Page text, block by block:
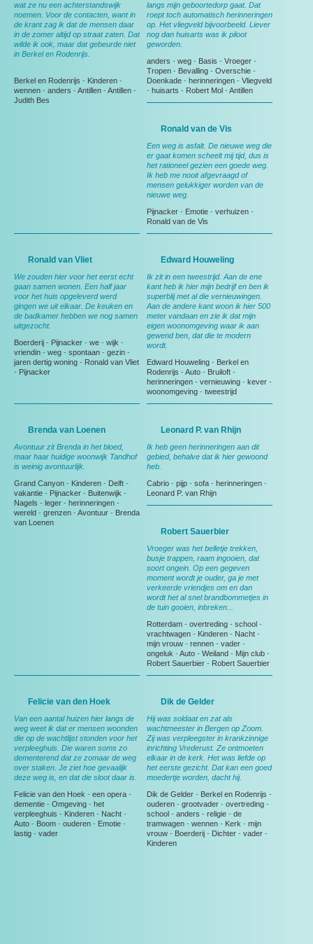
wat ze nu een achterstandswijk
noemen. Voor de contacten, want in
de krant zag ik dat de mensen daar
in de zomer altijd op straat zaten. Dat
wilde ik ook, maar dat gebeurde niet
in Berkel en Rodenrijs.
Berkel en Rodenrijs - Kinderen -
wennen - anders -Antillen -Antillen -
Judith Bes
langs mijn geboortedorp gaat. Dat
roept toch automatisch herinneringen
op. Het vliegveld bijvoorbeeld. Liever
nog dan huisarts was ik piloot
geworden.
anders - weg - Basis - Vroeger -
Tropen - Bevalling - Overschie -
Doenkade - herinneringen - Vliegveld
- huisarts - Robert Mol -Antillen
Ronald van de Vis
Een weg is asfalt. De nieuwe weg die
er gaat komen scheelt mij tijd, dus is
het rationeel gezien een goede weg.
Ik heb me nooit afgevraagd of
mensen gelukkiger worden van de
nieuwe weg.
Pijnacker - Emotie - verhuizen -
Ronald van de Vis
Ronald van Vliet
We zouden hier voor het eerst echt
gaan samen wonen. Een half jaar
voor het huis opgeleverd werd
gingen we uit elkaar. De keuken en
de badkamer hebben we nog samen
uitgezocht.
Boerderij - Pijnacker - we - wijk -
vriendin - weg - spontaan - gezin -
jaren dertig woning - Ronald van Vliet
- Pijnacker
Edward Houweling
Ik zit in een tweestrijd. Aan de ene
kant heb ik hier mijn bedrijf en ben ik
superblij met al die vernieuwingen.
Aan de andere kant woon ik hier 500
meter vandaan en zie ik dat mijn
eigen woonomgeving waar ik aan
gewend ben, dat die te modern
wordt.
Edward Houweling - Berkel en
Rodenrijs -Auto - Bruiloft -
herinneringen - vernieuwing - kever -
woonomgeving - tweestrijd
Brenda van Loenen
Avontuur zit Brenda in het bloed,
maar haar huidige woonwijk Tandhof
is weinig avontuurlijk.
Grand Canyon - Kinderen - Delft -
vakantie - Pijnacker - Buitenwijk -
Nagels - leger - herinneringen -
wereld - grenzen -Avontuur - Brenda
van Loenen
Leonard P. van Rhijn
Ik heb geen herinneringen aan dit
gebied, behalve dat ik hier gewoond
heb.
Cabrio - pijp - sofa - herinneringen -
Leonard P. van Rhijn
Robert Sauerbier
Vroeger was het belletje trekken,
busje trappen, raam ingooien, dat
soort ongein. Op een gegeven
moment wordt je ouder, ga je met
verkeerde vriendjes om en dan
wordt het al snel brandbommetjes in
de tuin gooien, inbreken...
Rotterdam - overtreding - school -
vrachtwagen - Kinderen - Nacht -
mijn vrouw - rennen - vader -
ongeluk -Auto - Weiland - Mijn club -
Robert Sauerbier - Robert Sauerbier
Felicie van den Hoek
Van een aantal huizen hier langs de
weg weet ik dat er mensen woonden
die op de wachtlijst stonden voor het
verpleeghuis. Die waren soms zo
dementerend dat ze zomaar de weg
over staken. Je ziet hoe gevaalijk
deze weg is, en dat die sloot daar is.
Felicie van den Hoek - een opera -
dementie - Omgeving - het
verpleeghuis - Kinderen - Nacht -
Auto - Boom - ouderen - Emotie -
lastig - vader
Dik de Gelder
Hij was soldaat en zat als
wachtmeester in Bergen op Zoom.
Zij was verpleegster in krankzinnige
inrichting Vrederust. Ze ontmoeten
elkaar in de kerk. Het was liefde op
het eerste gezicht. Dat kan een goed
moedertje worden, dacht hij.
Dik de Gelder - Berkel en Rodenrijs -
ouderen - grootvader - overtreding -
school - anders - religie - de
tramwagen - wennen - Kerk - mijn
vrouw - Boerderij - Dichter - vader -
Kinderen